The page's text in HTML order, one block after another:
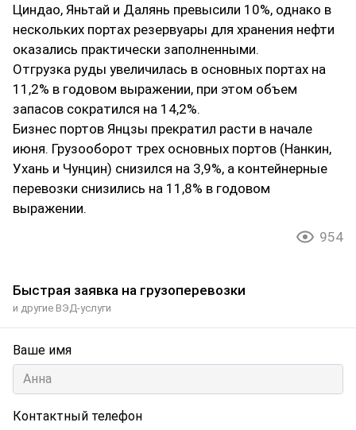
Циндао, Яньтай и Далянь превысили 10%, однако в
нескольких портах резервуары для хранения нефти
оказались практически заполненными.
Отгрузка руды увеличилась в основных портах на
11,2% в годовом выражении, при этом объем
запасов сократился на 14,2%.
Бизнес портов Янцзы прекратил расти в начале
июня. Грузооборот трех основных портов (Нанкин,
Ухань и Чунцин) снизился на 3,9%, а контейнерные
перевозки снизились на 11,8% в годовом
выражении.
954
Быстрая заявка на грузоперевозки
и другие ВЭД-услуги
Ваше имя
Контактный телефон